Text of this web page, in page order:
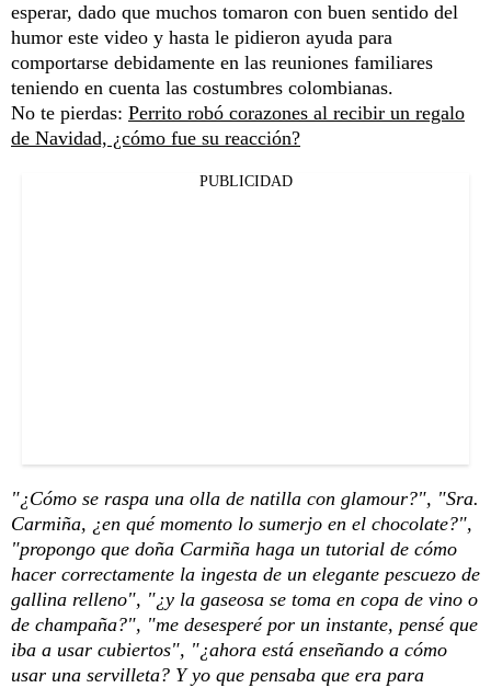
esperar, dado que muchos tomaron con buen sentido del
humor este video y hasta le pidieron ayuda para
comportarse debidamente en las reuniones familiares
teniendo en cuenta las costumbres colombianas.
No te pierdas: Perrito robó corazones al recibir un regalo
de Navidad, ¿cómo fue su reacción?
PUBLICIDAD
"¿Cómo se raspa una olla de natilla con glamour?", "Sra.
Carmiña, ¿en qué momento lo sumerjo en el chocolate?",
"propongo que doña Carmiña haga un tutorial de cómo
hacer correctamente la ingesta de un elegante pescuezo de
gallina relleno", "¿y la gaseosa se toma en copa de vino o
de champaña?", "me desesperé por un instante, pensé que
iba a usar cubiertos", "¿ahora está enseñando a cómo
usar una servilleta? Y yo que pensaba que era para